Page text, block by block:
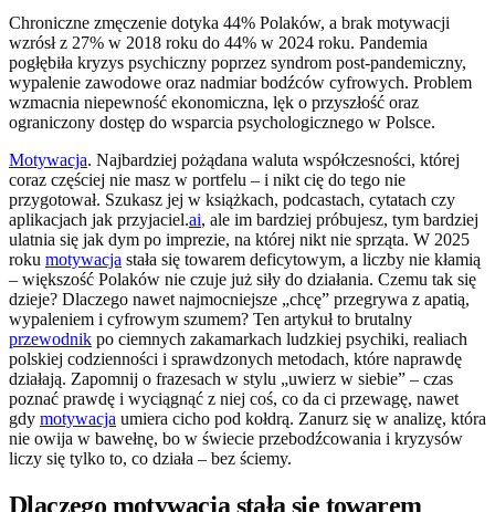
Chroniczne zmęczenie dotyka 44% Polaków, a brak motywacji
wzrósł z 27% w 2018 roku do 44% w 2024 roku. Pandemia
pogłębiła kryzys psychiczny poprzez syndrom post-pandemiczny,
wypalenie zawodowe oraz nadmiar bodźców cyfrowych. Problem
wzmacnia niepewność ekonomiczna, lęk o przyszłość oraz
ograniczony dostęp do wsparcia psychologicznego w Polsce.
Motywacja. Najbardziej pożądana waluta współczesności, której
coraz częściej nie masz w portfelu – i nikt cię do tego nie
przygotował. Szukasz jej w książkach, podcastach, cytatach czy
aplikacjach jak przyjaciel.ai, ale im bardziej próbujesz, tym bardziej
ulatnia się jak dym po imprezie, na której nikt nie sprząta. W 2025
roku motywacja stała się towarem deficytowym, a liczby nie kłamią
– większość Polaków nie czuje już siły do działania. Czemu tak się
dzieje? Dlaczego nawet najmocniejsze „chcę” przegrywa z apatią,
wypaleniem i cyfrowym szumem? Ten artykuł to brutalny
przewodnik po ciemnych zakamarkach ludzkiej psychiki, realiach
polskiej codzienności i sprawdzonych metodach, które naprawdę
działają. Zapomnij o frazesach w stylu „uwierz w siebie” – czas
poznać prawdę i wyciągnąć z niej coś, co da ci przewagę, nawet
gdy motywacja umiera cicho pod kołdrą. Zanurz się w analizę, która
nie owija w bawełnę, bo w świecie przebodźcowania i kryzysów
liczy się tylko to, co działa – bez ściemy.
Dlaczego motywacja stała się towarem